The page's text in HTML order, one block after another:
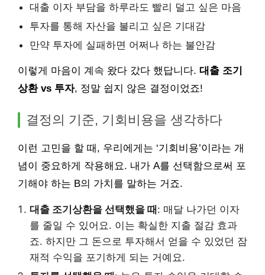
대출 이자 부담을 하루라도 빨리 덜고 싶은 마음
투자를 통해 자산을 불리고 싶은 기대감
만약 투자에 실패하면 어쩌나 하는 불안감
이렇게 마음이 계속 왔다 갔다 했답니다. 대출 조기
상환 vs 투자, 정말 쉽지 않은 결정이었죠!
결정의 기준, 기회비용을 생각하다
이런 고민을 할 때, 우리에게는 ‘기회비용’이라는 개
념이 중요하게 작용해요. 내가 A를 선택함으로써 포
기해야 하는 B의 가치를 말하는 거죠.
대출 조기상환을 선택했을 때: 매달 나가던 이자
를 줄일 수 있어요. 이는 확실한 지출 절감 효과
죠. 하지만 그 돈으로 투자해서 얻을 수 있었던 잠
재적 수익을 포기하게 되는 거예요.